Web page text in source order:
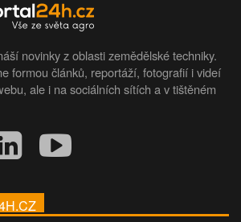
novinky z oblasti zemědělské techniky.
formou článků, reportáží, fotografií i videí
ale i na sociálních sítích a v tištěném